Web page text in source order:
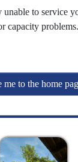
to service
capacity
me to the home